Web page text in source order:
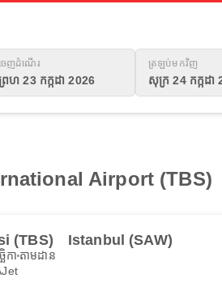
េញដំណើរ
រហ 23 កក្កដា 2026
ត្រឡប់មកវិញ
សុក្រ 24 កក្កដា
Airport (TBS)
(TBS) Istanbul (SAW)
កា តាមដាន